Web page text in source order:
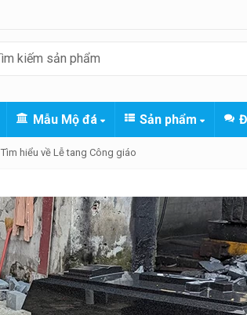
Mẫu Mộ đá Sản phẩm
Tìm hiểu về Lễ tang Công giáo